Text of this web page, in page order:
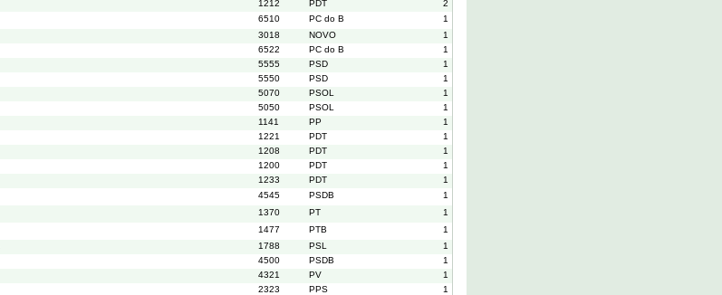
1212 PDT
2
6510 PC do B
1
3018 NOVO
1
6522 PC do B
1
5555 PSD
1
5550 PSD
1
5070 PSOL
1
5050 PSOL
1
1141 PP
1
1221 PDT
1
1208 PDT
1
1200 PDT
1
1233 PDT
1
4545 PSDB
1
1370 PT
1
1477 PTB
1
1788 PSL
1
4500 PSDB
1
4321 PV
1
2323 PPS
1